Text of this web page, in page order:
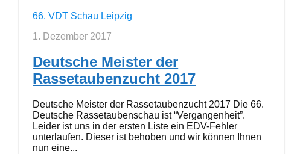
66. VDT Schau Leipzig
1. Dezember 2017
Deutsche Meister der
Rassetaubenzucht 2017
Deutsche Meister der Rassetaubenzucht 2017 Die 66.
Deutsche Rassetaubenschau ist “Vergangenheit”.
Leider ist uns in der ersten Liste ein EDV-Fehler
unterlaufen. Dieser ist behoben und wir können Ihnen
nun eine...